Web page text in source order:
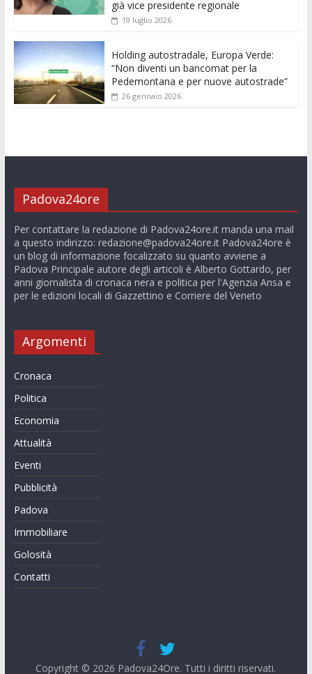
già vice presidente regionale
19 luglio 2026
Holding autostradale, Europa Verde:
“Non diventi un bancomat per la
Pedemontana e per nuove autostrade”
26 gennaio 2026
Padova24ore
Per contattare la redazione di Padova24ore.it manda una mail
a questo indirizzo: redazione@padova24ore.itPadova24ore è
un blog di informazione focalizzato su quanto avviene a
Padova Principale autore degli articoli è Alberto Gottardo, per
anni giornalista di cronaca nera e politica per l'Agenzia Ansa e
per le edizioni locali di Gazzettino e Corriere del Veneto
Argomenti
Cronaca
Politica
Economia
Attualità
Eventi
Pubblicità
Padova
Immobiliare
Golosità
Contatti
Copyright © 2026 Padova24Ore. Tutti i diritti riservati.